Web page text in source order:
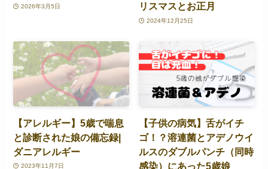
2026年3月5日
リスマスとお正月
2024年12月25日
【アレルギー】5歳で喘息
と診断された娘の備忘録|
ダニアレルギー
2023年11月7日
【子供の病気】舌がイチ
ゴ！？溶連菌とアデノウイ
ルスのダブルパンチ（同時
感染）にあった5歳娘